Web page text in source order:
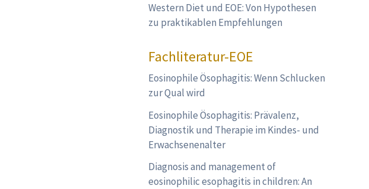
Western Diet und EOE: Von Hypothesen
zu praktikablen Empfehlungen
Fachliteratur-EOE
Eosinophile Ösophagitis: Wenn Schlucken
zur Qual wird
Eosinophile Ösophagitis: Prävalenz,
Diagnostik und Therapie im Kindes- und
Erwachsenenalter
Diagnosis and management of
eosinophilic esophagitis in children: An